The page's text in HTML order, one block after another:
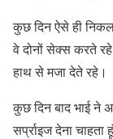
कुछ दिन ऐसे ही
वे दोनों सेक्स करते
हाथ से मजा देते रहे।
कुछ दिन बाद भाई ने
सर्प्राइज देना